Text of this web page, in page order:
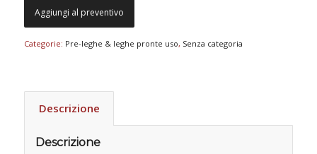
Aggiungi al preventivo
Categorie: Pre-leghe & leghe pronte uso, Senza categoria
Descrizione
Descrizione